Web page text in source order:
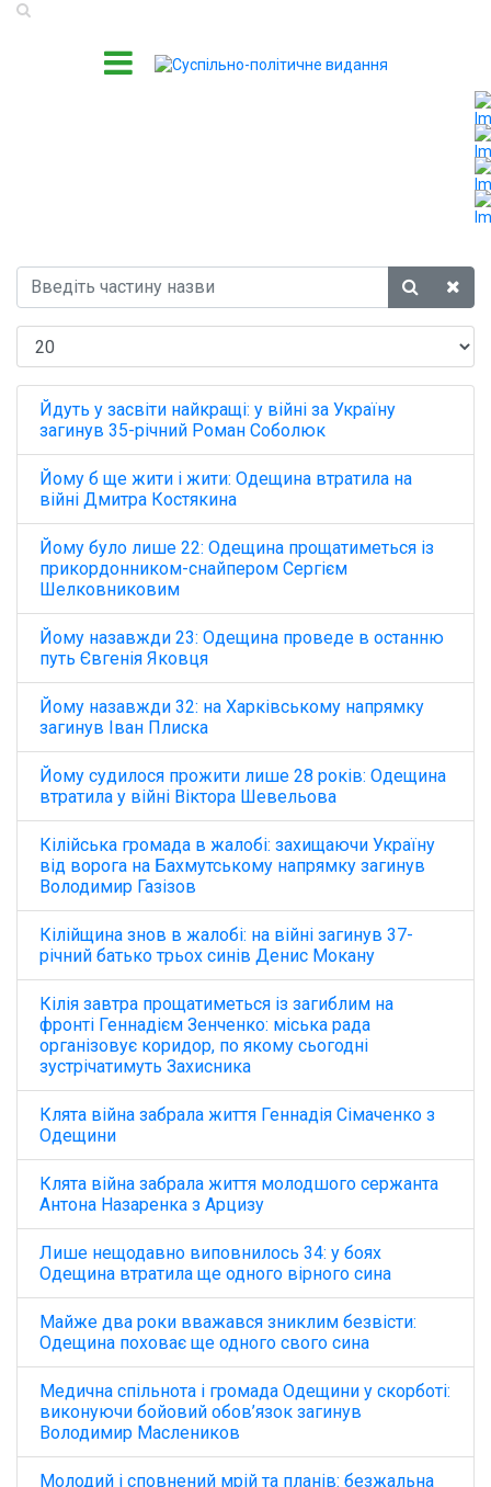
Йдуть у засвіти найкращі: у війні за Україну
загинув 35-річний Роман Соболюк
Йому б ще жити і жити: Одещина втратила на
війні Дмитра Костякина
Йому було лише 22: Одещина прощатиметься із
прикордонником-снайпером Сергієм
Шелковниковим
Йому назавжди 23: Одещина проведе в останню
путь Євгенія Яковця
Йому назавжди 32: на Харківському напрямку
загинув Іван Плиска
Йому судилося прожити лише 28 років: Одещина
втратила у війні Віктора Шевельова
Кілійська громада в жалобі: захищаючи Україну
від ворога на Бахмутському напрямку загинув
Володимир Газізов
Кілійщина знов в жалобі: на війні загинув 37-
річний батько трьох синів Денис Мокану
Кілія завтра прощатиметься із загиблим на
фронті Геннадієм Зенченко: міська рада
організовує коридор, по якому сьогодні
зустрічатимуть Захисника
Клята війна забрала життя Геннадія Сімаченко з
Одещини
Клята війна забрала життя молодшого сержанта
Антона Назаренка з Арцизу
Лише нещодавно виповнилось 34: у боях
Одещина втратила ще одного вірного сина
Майже два роки вважався зниклим безвісти:
Одещина поховає ще одного свого сина
Медична спільнота і громада Одещини у скорботі:
виконуючи бойовий обов’язок загинув
Володимир Маслеников
Молодий і сповнений мрій та планів: безжальна